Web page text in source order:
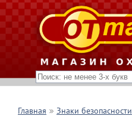
Главная Знаки безопасности